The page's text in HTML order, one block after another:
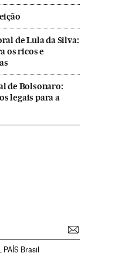
de Lula da Silva:
os ricos e
de Bolsonaro:
legais para a
Brasil